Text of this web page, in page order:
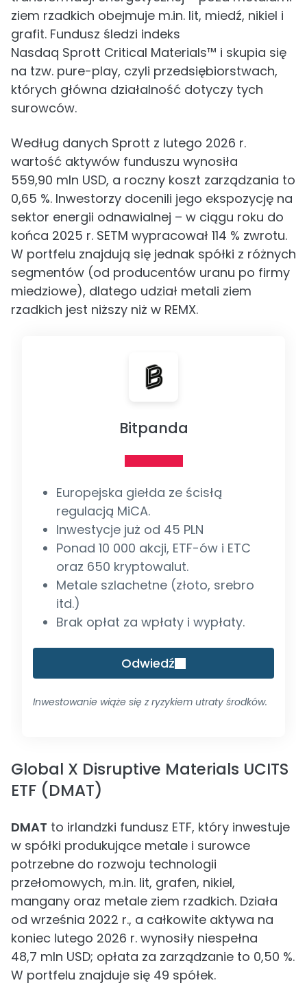
ziem rzadkich obejmuje m.in. lit, miedź, nikiel i
grafit. Fundusz śledzi indeks
Nasdaq Sprott Critical Materials™ i skupia się
na tzw. pure-play, czyli przedsiębiorstwach,
których główna działalność dotyczy tych
surowców.
Według danych Sprott z lutego 2026 r.
wartość aktywów funduszu wynosiła
559,90 mln USD, a roczny koszt zarządzania to
0,65 %. Inwestorzy docenili jego ekspozycję na
sektor energii odnawialnej – w ciągu roku do
końca 2025 r. SETM wypracował 114 % zwrotu.
W portfelu znajdują się jednak spółki z różnych
segmentów (od producentów uranu po firmy
miedziowe), dlatego udział metali ziem
rzadkich jest niższy niż w REMX.
Bitpanda
Europejska giełda ze ścisłą
regulacją MiCA.
Inwestycje już od 45 PLN
Ponad 10 000 akcji, ETF-ów i ETC
oraz 650 kryptowalut.
Metale szlachetne (złoto, srebro
itd.)
Brak opłat za wpłaty i wypłaty.
Odwiedź
Inwestowanie wiąże się z ryzykiem utraty środków.
Global X Disruptive Materials UCITS
ETF (DMAT)
DMAT to irlandzki fundusz ETF, który inwestuje
w spółki produkujące metale i surowce
potrzebne do rozwoju technologii
przełomowych, m.in. lit, grafen, nikiel,
mangany oraz metale ziem rzadkich. Działa
od września 2022 r., a całkowite aktywa na
koniec lutego 2026 r. wynosiły niespełna
48,7 mln USD; opłata za zarządzanie to 0,50 %.
W portfelu znajduje się 49 spółek.